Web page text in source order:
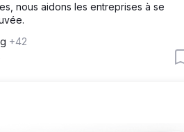
projets de rénovation sur lesquels
dans les deux ans suivant le
nous aidons les entreprises à se
+42